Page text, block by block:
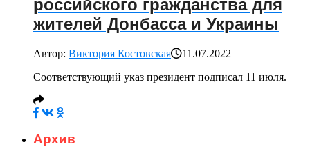
российского гражданства для
жителей Донбасса и Украины
Автор: Виктория Костовская
11.07.2022
Соответствующий указ президент подписал 11 июля.
Архив